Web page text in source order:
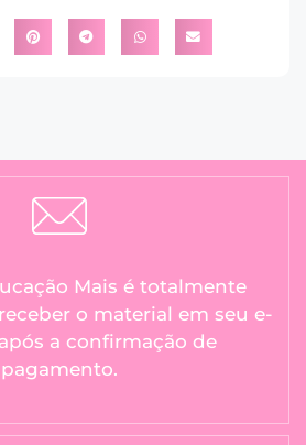
Mais é totalmente
o material em seu e-
a confirmação de
pagamento.